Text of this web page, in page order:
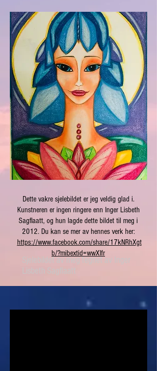
Dette vakre sjelebildet er jeg veldig glad i.
Kunstneren er ingen ringere enn Inger Lisbeth
Sagflaatt, og hun lagde dette bildet til meg i
2012. Du kan se mer av hennes verk her:
https://www.facebook.com/share/17kNRhXgt
b/?mibextid=wwXIfr
Sjelebildet av meg tegnet av Inger
Lisbeth Sagflaatt